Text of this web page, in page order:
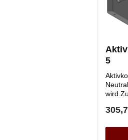
5